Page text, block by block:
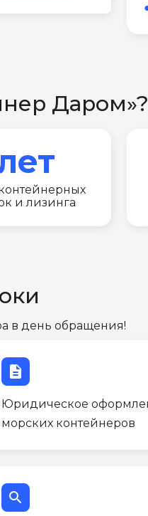
Даром»?
и лизинга
в день обращения!
description
Юридическое
морских контейнеров
search